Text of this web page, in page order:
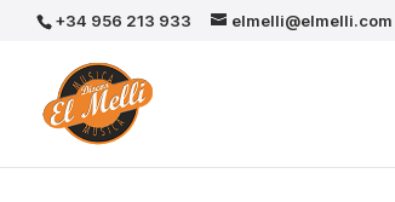
+34 956 213 933 elmelli@elmelli.com